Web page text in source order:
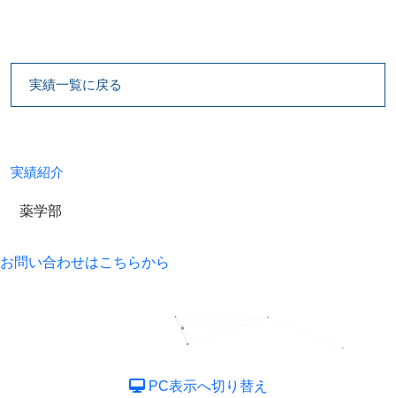
実績一覧に戻る
実績紹介
薬学部
お問い合わせはこちらから
PC表示へ切り替え